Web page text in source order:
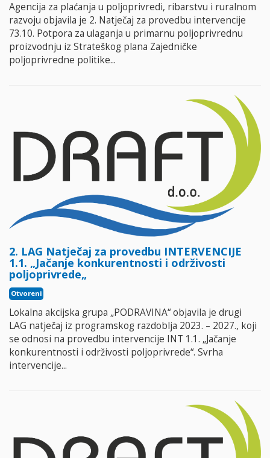
Agencija za plaćanja u poljoprivredi, ribarstvu i ruralnom
razvoju objavila je 2. Natječaj za provedbu intervencije
73.10. Potpora za ulaganja u primarnu poljoprivrednu
proizvodnju iz Strateškog plana Zajedničke
poljoprivredne politike...
2. LAG Natječaj za provedbu INTERVENCIJE
1.1. „Jačanje konkurentnosti i održivosti
poljoprivrede„
Otvoreni
Lokalna akcijska grupa „PODRAVINA“ objavila je drugi
LAG natječaj iz programskog razdoblja 2023. – 2027., koji
se odnosi na provedbu intervencije INT 1.1. „Jačanje
konkurentnosti i održivosti poljoprivrede“. Svrha
intervencije...